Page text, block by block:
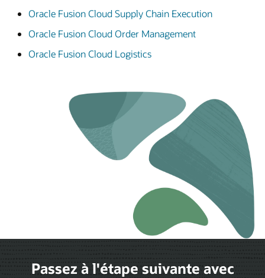
Oracle Fusion Cloud Supply Chain Execution
Oracle Fusion Cloud Order Management
Oracle Fusion Cloud Logistics
Passez à l'étape suivante avec